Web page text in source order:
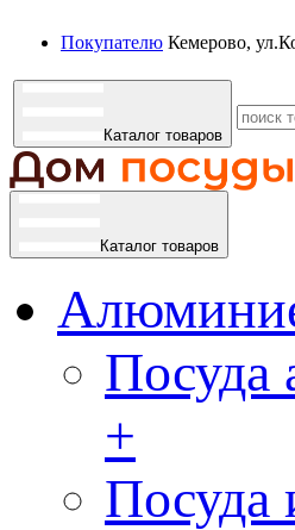
Покупателю Кемерово,
Каталог товаров
Каталог товаров
Посуда
+
Посуда